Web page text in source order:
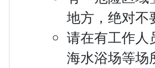
地方，绝对不
请在有工作人
海水浴场等场